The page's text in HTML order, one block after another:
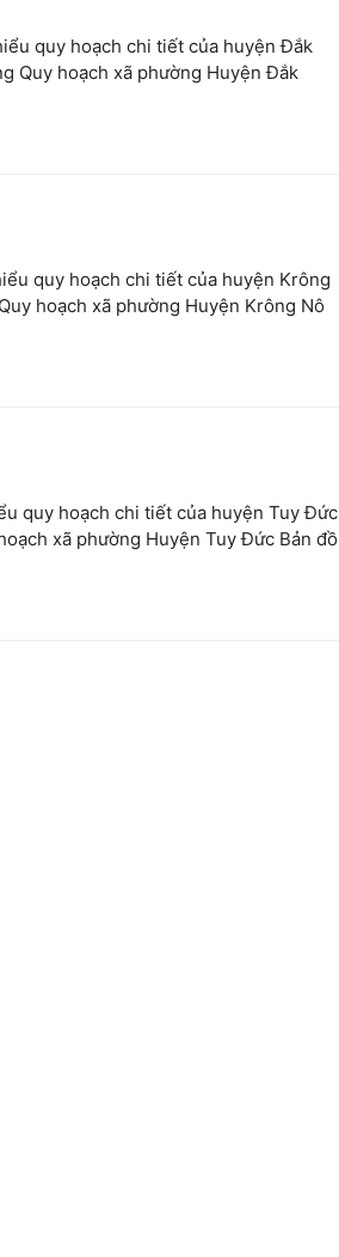
quy hoạch chi tiết của huyện Đắk
Quy hoạch xã phường Huyện Đắk
quy hoạch chi tiết của huyện Krông
hoạch xã phường Huyện Krông Nô
quy hoạch chi tiết của huyện Tuy Đức
xã phường Huyện Tuy Đức Bản đồ